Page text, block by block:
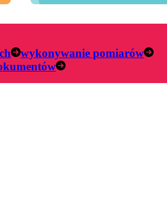
wykonywanie pomiarów